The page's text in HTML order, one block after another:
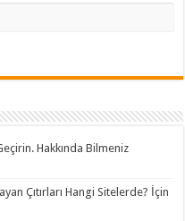
Hakkında Bilmeniz
Çıtırları Hangi Sitelerde? İçin